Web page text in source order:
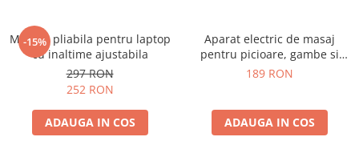
-15%
Masuta pliabila pentru laptop
cu inaltime ajustabila
297 RON
252 RON
ADAUGA IN COS
Aparat electric de masaj
pentru picioare, gambe si
brate
189 RON
ADAUGA IN COS